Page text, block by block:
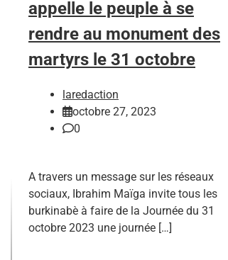
appelle le peuple à se
rendre au monument des
martyrs le 31 octobre
laredaction
octobre 27, 2023
0
A travers un message sur les réseaux
sociaux, Ibrahim Maïga invite tous les
burkinabè à faire de la Journée du 31
octobre 2023 une journée […]